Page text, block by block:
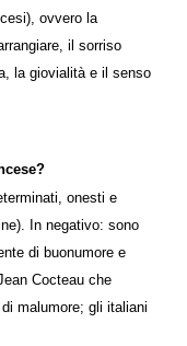
ovvero la
il sorriso
la giovialità e il senso
onesti e
In negativo: sono
di buonumore e
Cocteau che
malumore; gli italiani